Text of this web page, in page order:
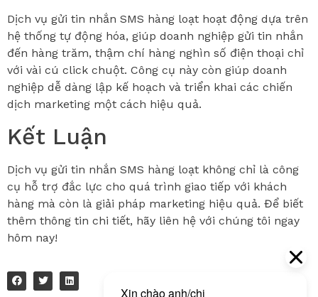
Dịch vụ gửi tin nhắn SMS hàng loạt hoạt động dựa trên
hệ thống tự động hóa, giúp doanh nghiệp gửi tin nhắn
đến hàng trăm, thậm chí hàng nghìn số điện thoại chỉ
với vài cú click chuột. Công cụ này còn giúp doanh
nghiệp dễ dàng lập kế hoạch và triển khai các chiến
dịch marketing một cách hiệu quả.
Kết Luận
Dịch vụ gửi tin nhắn SMS hàng loạt không chỉ là công
cụ hỗ trợ đắc lực cho quá trình giao tiếp với khách
hàng mà còn là giải pháp marketing hiệu quả. Để biết
thêm thông tin chi tiết, hãy liên hệ với chúng tôi ngay
hôm nay!